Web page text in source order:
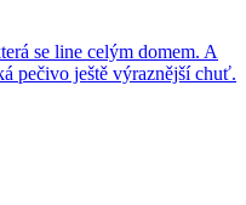
se line celým domem. A
pečivo ještě výraznější chuť.